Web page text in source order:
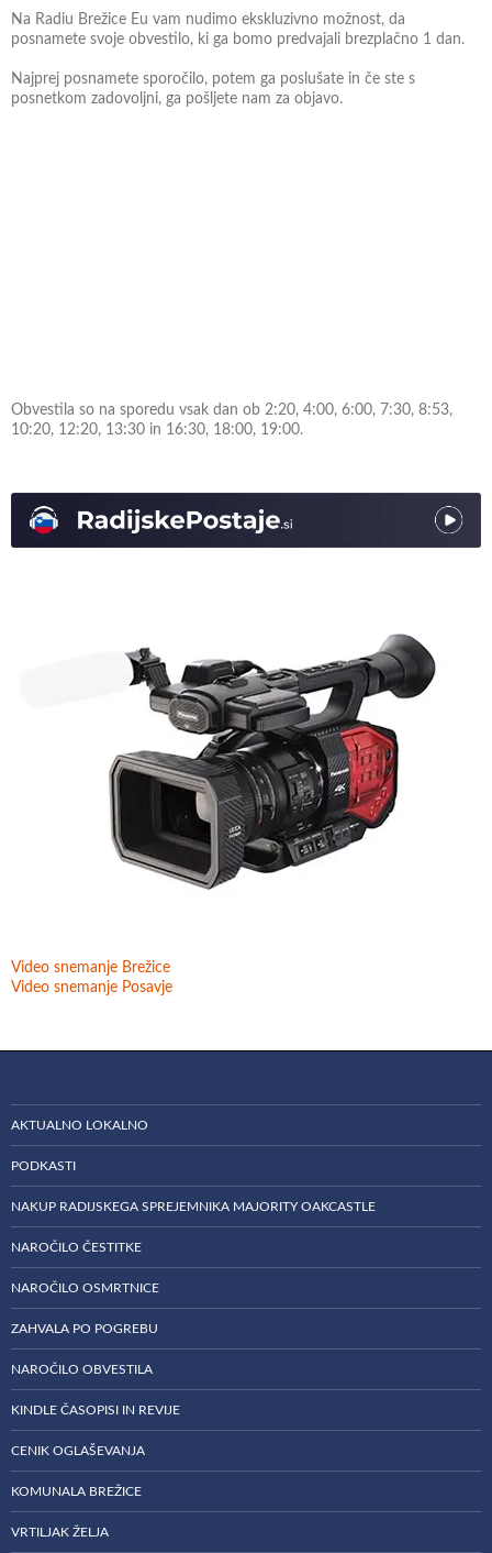
Na Radiu Brežice Eu vam nudimo ekskluzivno možnost, da
posnamete svoje obvestilo, ki ga bomo predvajali brezplačno 1 dan.
Najprej posnamete sporočilo, potem ga poslušate in če ste s
posnetkom zadovoljni, ga pošljete nam za objavo.
Obvestila so na sporedu vsak dan ob 2:20, 4:00, 6:00, 7:30, 8:53,
10:20, 12:20, 13:30 in 16:30, 18:00, 19:00.
Video snemanje Brežice
Video snemanje Posavje
AKTUALNO LOKALNO
PODKASTI
NAKUP RADIJSKEGA SPREJEMNIKA MAJORITY OAKCASTLE
NAROČILO ČESTITKE
NAROČILO OSMRTNICE
ZAHVALA PO POGREBU
NAROČILO OBVESTILA
KINDLE ČASOPISI IN REVIJE
CENIK OGLAŠEVANJA
KOMUNALA BREŽICE
VRTILJAK ŽELJA